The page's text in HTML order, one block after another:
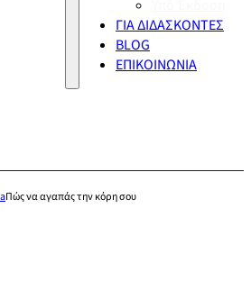
ΓΙΑ ΔΙΔΑΣΚΟΝΤΕΣ
BLOG
ΕΠΙΚΟΙΝΩΝΙΑ
Πώς να αγαπάς την κόρη σου